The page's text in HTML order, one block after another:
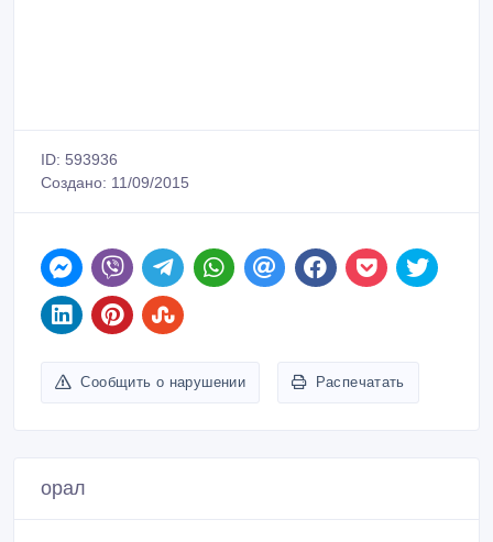
ID: 593936
Создано: 11/09/2015
Сообщить о нарушении Распечатать
орал